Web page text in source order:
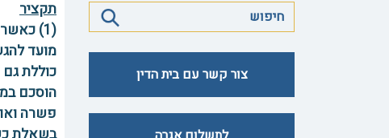
צור קשר עם בית הדין
תקציר
(1)
מועד
כוללת
פשרה